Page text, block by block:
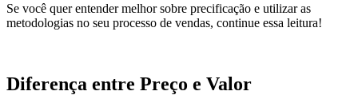
Se você quer entender melhor sobre precificação e utilizar as
metodologias no seu processo de vendas, continue essa leitura!
Diferença entre Preço e Valor